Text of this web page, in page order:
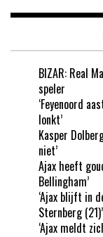
BIZAR: Real
speler
‘Feyenoord
lonkt’
Kasper
niet’
Ajax heeft
Bellingham’
‘Ajax blijft in
Sternberg (21)’
‘Ajax meldt